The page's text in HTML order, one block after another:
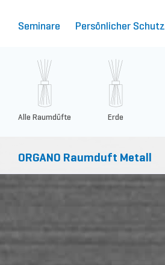
Seminare Persönlicher Schutz
Alle Raumdüfte Erde
ORGANO Raumduft Metall